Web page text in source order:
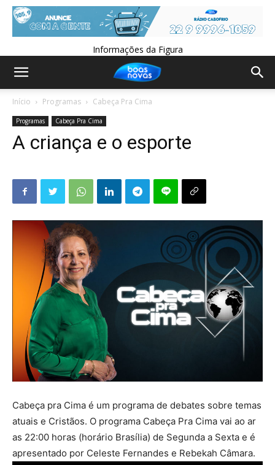
Informações da Figura
Início Programas Cabeça Pra Cima
Programas Cabeça Pra Cima
A criança e o esporte
Cabeça pra Cima é um programa de debates sobre temas
atuais e Cristãos. O programa Cabeça Pra Cima vai ao ar
as 22:00 horas (horário Brasília) de Segunda a Sexta e é
apresentado por Celeste Fernandes e Rebekah Câmara.